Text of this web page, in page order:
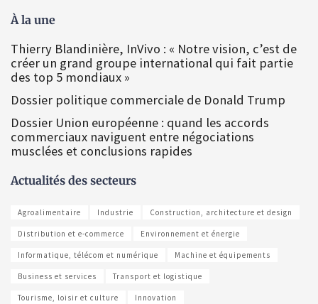
À la une
Thierry Blandinière, InVivo : « Notre vision, c’est de
créer un grand groupe international qui fait partie
des top 5 mondiaux »
Dossier politique commerciale de Donald Trump
Dossier Union européenne : quand les accords
commerciaux naviguent entre négociations
musclées et conclusions rapides
Actualités des secteurs
Agroalimentaire Industrie Construction, architecture et design
Distribution et e-commerce Environnement et énergie
Informatique, télécom et numérique Machine et équipements
Business et services Transport et logistique
Tourisme, loisir et culture Innovation